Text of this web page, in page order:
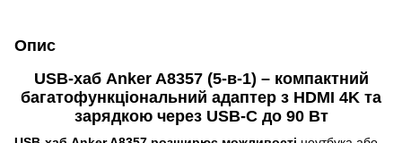
Опис
USB-хаб Anker A8357 (5-в-1) – компактний
багатофункціональний адаптер з HDMI 4K та
зарядкою через USB-C до 90 Вт